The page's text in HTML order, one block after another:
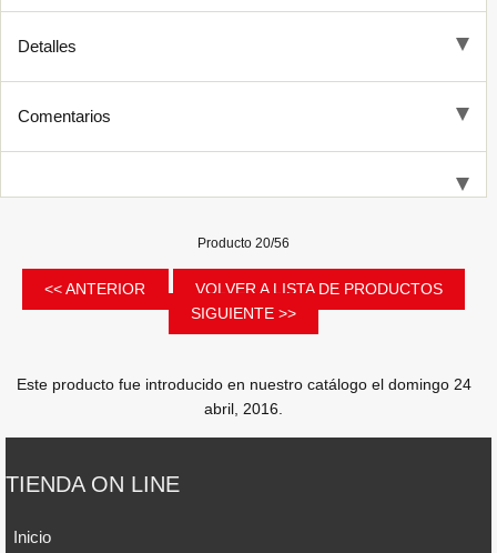
Detalles
Comentarios
Producto 20/56
<< ANTERIOR
VOLVER A LISTA DE PRODUCTOS
SIGUIENTE >>
Este producto fue introducido en nuestro catálogo el domingo 24
abril, 2016.
TIENDA ON LINE
Inicio